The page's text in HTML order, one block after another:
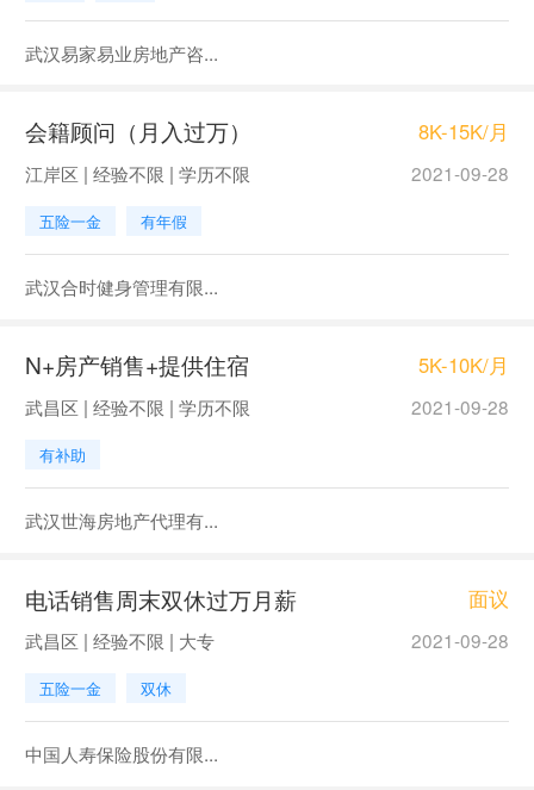
武汉易家易业房地产咨...
会籍顾问（月入过万） 8K-15K/月
江岸区 | 经验不限 | 学历不限 2021-09-28
五险一金 有年假
武汉合时健身管理有限...
N+房产销售+提供住宿 5K-10K/月
武昌区 | 经验不限 | 学历不限 2021-09-28
有补助
武汉世海房地产代理有...
电话销售周末双休过万月薪 面议
武昌区 | 经验不限 | 大专 2021-09-28
五险一金 双休
中国人寿保险股份有限...